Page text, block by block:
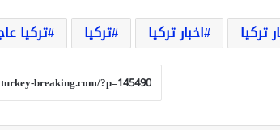
تركيا اخبار تركيا تركيا تركيا